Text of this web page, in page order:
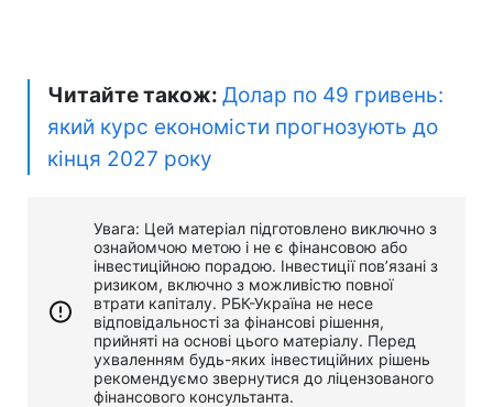
Читайте також: Долар по 49 гривень:
який курс економісти прогнозують до
кінця 2027 року
Увага: Цей матеріал підготовлено виключно з
ознайомчою метою і не є фінансовою або
інвестиційною порадою. Інвестиції пов’язані з
ризиком, включно з можливістю повної
втрати капіталу. РБК-Україна не несе
відповідальності за фінансові рішення,
прийняті на основі цього матеріалу. Перед
ухваленням будь-яких інвестиційних рішень
рекомендуємо звернутися до ліцензованого
фінансового консультанта.